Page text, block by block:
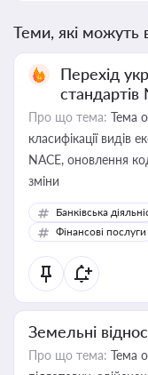
Теми, які можуть
Перехід
стандартів
Про що тема: Тема
класифікації видів
NACE, оновлення
зміни
Банківська
Фінансові послуги
Земельні
Про що тема: Тема